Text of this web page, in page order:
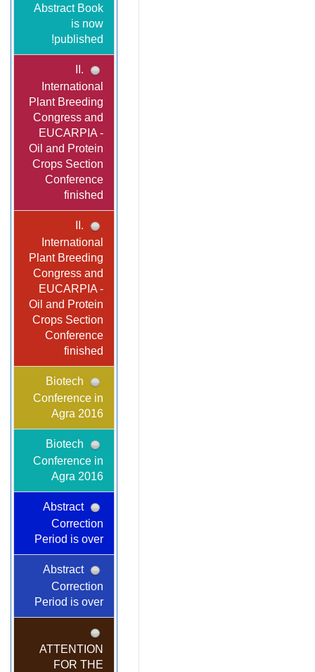
Abstract Book
is now
published!
II.
International
Plant Breeding
Congress and
EUCARPIA -
Oil and Protein
Crops Section
Conference
finished
II.
International
Plant Breeding
Congress and
EUCARPIA -
Oil and Protein
Crops Section
Conference
finished
Biotech
Conference in
Agra 2016
Biotech
Conference in
Agra 2016
Abstract
Correction
Period is over
Abstract
Correction
Period is over
ATTENTION
FOR THE